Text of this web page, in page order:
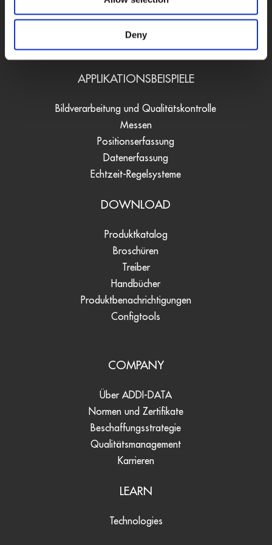
Deny
Signalwandler
Software
Anschlusstechnik
APPLIKATIONSBEISPIELE
Bildverarbeitung und Qualitätskontrolle
Messen
Positionserfassung
Datenerfassung
Echtzeit-Regelsysteme
DOWNLOAD
Produktkatalog
Broschüren
Treiber
Handbücher
Produktbenachrichtigungen
Configtools
COMPANY
Über ADDI-DATA
Normen und Zertifikate
Beschaffungsstrategie
Qualitätsmanagement
Karrieren
LEARN
Technologies